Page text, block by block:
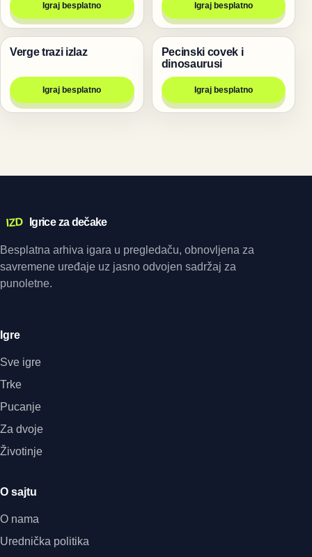
Igraj besplatno Igraj besplatno
Igre
Verge trazi izlaz
Igraj besplatno
Životinje
Pecinski covek i
dinosaurusi
Igraj besplatno
IZD Igrice za dečake
Besplatna arhiva igara u pregledaču, obnovljena za
savremene uređaje uz jasno odvojen sadržaj za
punoletne.
Igre
Sve igre
Trke
Pucanje
Za dvoje
Životinje
O sajtu
O nama
Urednička politika